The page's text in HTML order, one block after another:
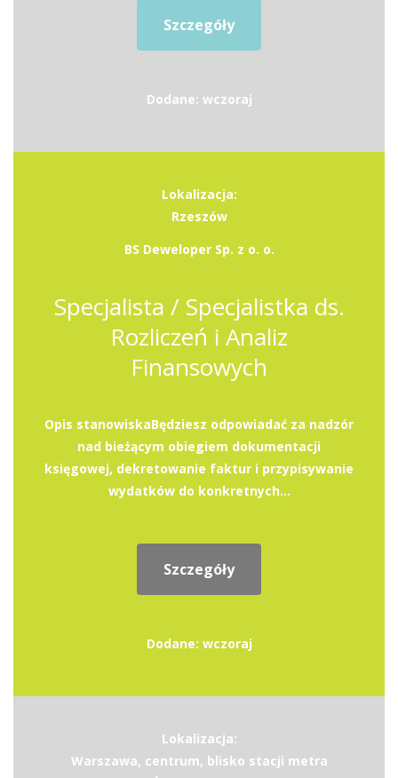
Szczegóły
Dodane: wczoraj
Lokalizacja:
Rzeszów
BS Deweloper Sp. z o. o.
Specjalista / Specjalistka ds.
Rozliczeń i Analiz
Finansowych
Opis stanowiskaBędziesz odpowiadać za nadzór
nad bieżącym obiegiem dokumentacji
księgowej, dekretowanie faktur i przypisywanie
wydatków do konkretnych...
Szczegóły
Dodane: wczoraj
Lokalizacja:
Warszawa, centrum, blisko stacji metra